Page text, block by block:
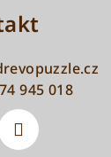
945 018